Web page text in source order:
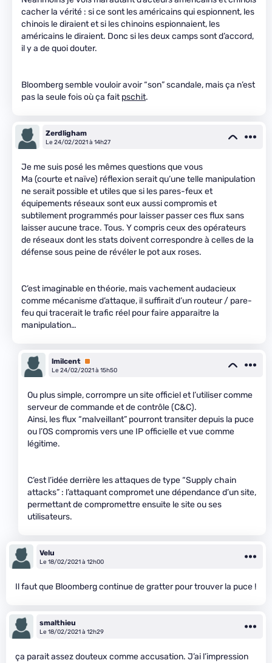
cacher la vérité : si ce sont les américains qui espionnent, les
chinois le diraient et si les chinoins espionnaient, les
américains le diraient. Donc si les deux camps sont d’accord,
il y a de quoi douter.
Bloomberg semble vouloir avoir “son” scandale, mais ça n’est
pas la seule fois où ça faitpschit.
Zerdligham
Le 24/02/2021 à 14h27
Je me suis posé les mêmes questions que vous
Ma (courte et naïve) réflexion serait qu’une telle manipulation
ne serait possible et utiles que si les pares-feux et
équipements réseaux sont eux aussi compromis et
subtilement programmés pour laisser passer ces flux sans
laisser aucune trace. Tous. Y compris ceux des opérateurs
de réseaux dont les stats doivent correspondre à celles de la
défense sous peine de révéler le pot aux roses.
C’est imaginable en théorie, mais vachement audacieux
comme mécanisme d’attaque, il suffirait d’un routeur / pare-
feu qui tracerait le trafic réel pour faire apparaitre la
manipulation…
lmilcent Premium
Le 24/02/2021 à 15h50
Ou plus simple, corrompre un site officiel et l’utiliser comme
serveur de commande et de contrôle (C&C).
Ainsi, les flux “malveillant” pourront transiter depuis la puce
ou l’OS compromis vers une IP officielle et vue comme
légitime.
C’est l’idée derrière les attaques de type “Supply chain
attacks” : l’attaquant compromet une dépendance d’un site,
permettant de compromettre ensuite le site ou ses
utilisateurs.
Velu
Le 18/02/2021 à 12h00
Il faut que Bloomberg continue de gratter pour trouver la puce !
smalthieu
Le 18/02/2021 à 12h29
ça parait assez douteux comme accusation. J’ai l’impression